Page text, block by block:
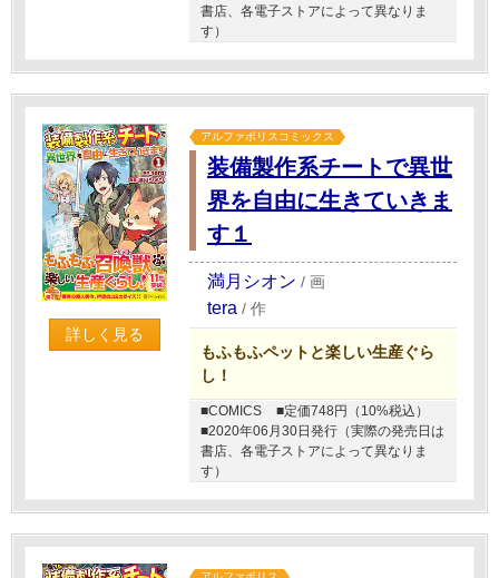
書店、各電子ストアによって異なりま
す）
詳しく見る
アルファポリスコミックス
装備製作系チートで異世
界を自由に生きていきま
す１
満月シオン / 画
tera / 作
もふもふペットと楽しい生産ぐら
し！
■COMICS
■定価748円（10%税込）
■2020年06月30日発行（実際の発売日は
書店、各電子ストアによって異なりま
す）